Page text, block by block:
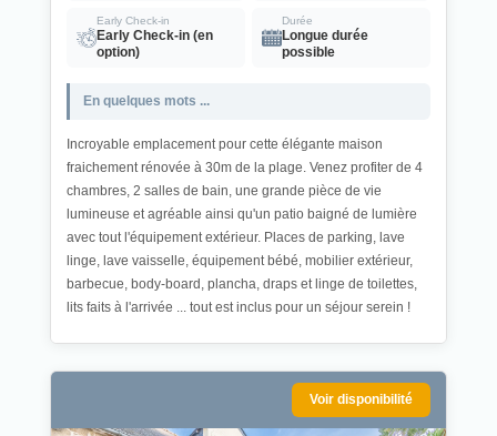
Early Check-in
Early Check-in (en
option)
Durée
Longue durée
possible
En quelques mots ...
Incroyable emplacement pour cette élégante maison
fraichement rénovée à 30m de la plage. Venez profiter de 4
chambres, 2 salles de bain, une grande pièce de vie
lumineuse et agréable ainsi qu'un patio baigné de lumière
avec tout l'équipement extérieur. Places de parking, lave
linge, lave vaisselle, équipement bébé, mobilier extérieur,
barbecue, body-board, plancha, draps et linge de toilettes,
lits faits à l'arrivée ... tout est inclus pour un séjour serein !
Voir disponibilité